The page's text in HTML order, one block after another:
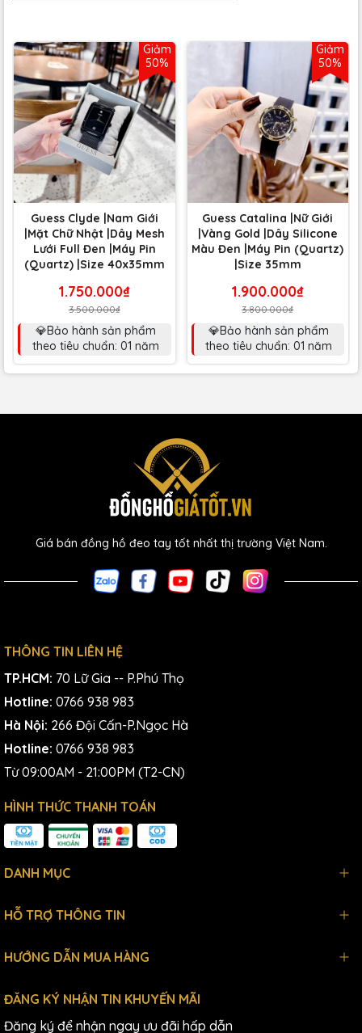
Giảm
50%
Guess Clyde |Nam Giới
|Mặt Chữ Nhật |Dây Mesh
Lưới Full Đen |Máy Pin
(Quartz) |Size 40x35mm
1.750.000₫
3.500.000₫
💎Bảo hành sản phẩm
theo tiêu chuẩn: 01 năm
Giảm
50%
Guess Catalina |Nữ Giới
|Vàng Gold |Dây Silicone
Màu Đen |Máy Pin (Quartz)
|Size 35mm
1.900.000₫
3.800.000₫
💎Bảo hành sản phẩm
theo tiêu chuẩn: 01 năm
Giá bán đồng hồ đeo tay tốt nhất thị trường Việt Nam.
THÔNG TIN LIÊN HỆ
TP.HCM: 70 Lữ Gia -- P.Phú Thọ
Hotline: 0766 938 983
Hà Nội: 266 Đội Cấn-P.Ngọc Hà
Hotline: 0766 938 983
Từ 09:00AM - 21:00PM (T2-CN)
HÌNH THỨC THANH TOÁN
DANH MỤC
HỖ TRỢ THÔNG TIN
HƯỚNG DẪN MUA HÀNG
ĐĂNG KÝ NHẬN TIN KHUYẾN MÃI
Đăng ký để nhận ngay ưu đãi hấp dẫn